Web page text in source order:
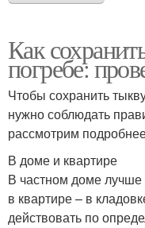
Как
погребе:
Чтобы сохранить
нужно соблюдать
рассмотрим
В доме и квартире
В частном доме лучше
в квартире – в
действовать по